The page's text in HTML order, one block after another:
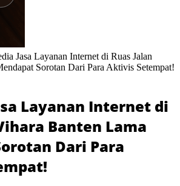
Jasa Layanan Internet di Ruas Jalan
Sorotan Dari Para Aktivis Setempat!
Layanan Internet di
Banten Lama
Dari Para